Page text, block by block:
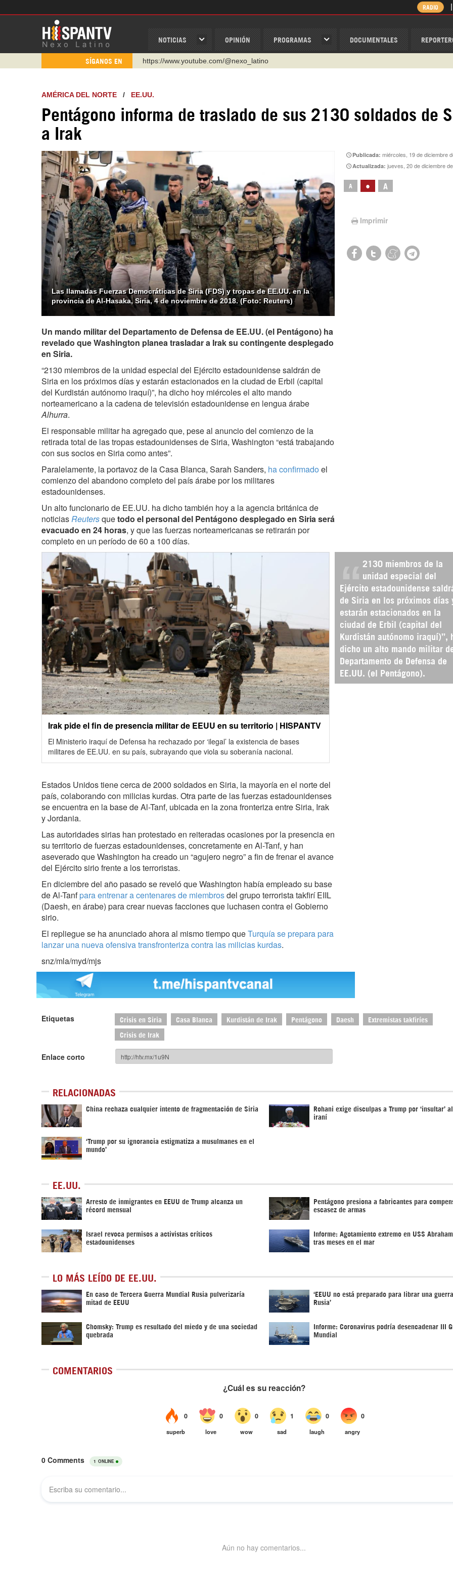
NOTICIAS OPINIÓN PROGRAMAS DOCUMENTALES
RADIO
SÍGANOS EN
https://www.youtube.com/@nexo_latino
https://t.me/hispantvcanal
WhatsApp y Viber: +98 921 79 29 404
https://www.facebook.com/Nexolatino.Canal
AMÉRICA DEL NORTE / EE.UU.
Pentágono informa de traslado de sus 2130 soldados de
a Irak
Las llamadas Fuerzas Democráticas de Siria (FDS) y tropas de EE.UU. en la
provincia de Al-Hasaka, Siria, 4 de noviembre de 2018. (Foto: Reuters)
Publicada:miércoles, 19 de diciembre
Actualizada:jueves, 20 de diciembre
A • A
Imprimir
Un mando militar del Departamento de Defensa de EE.UU. (el Pentágono) ha
revelado que Washington planea trasladar a Irak su contingente desplegado
en Siria.
“2130 miembros de la unidad especial del Ejército estadounidense saldrán de
Siria en los próximos días y estarán estacionados en la ciudad de Erbil (capital
del Kurdistán autónomo iraquí)”, ha dicho hoy miércoles el alto mando
norteamericano a la cadena de televisión estadounidense en lengua árabe
Alhurra.
El responsable militar ha agregado que, pese al anuncio del comienzo de la
retirada total de las tropas estadounidenses de Siria, Washington “está trabajando
con sus socios en Siria como antes”.
Paralelamente, la portavoz de la Casa Blanca, Sarah Sanders, ha confirmado el
comienzo del abandono completo del país árabe por los militares
estadounidenses.
Un alto funcionario de EE.UU. ha dicho también hoy a la agencia británica de
noticiasReutersquetodo el personal del Pentágono desplegado en Siria será
evacuado en 24 horas, y que las fuerzas norteamericanas se retirarán por
completo en un período de 60 a 100 días.
2130 miembros de la
unidad especial del
Ejército estadounidense
de Siria en los próximos días
estarán estacionados en la
ciudad de Erbil (capital del
Kurdistán autónomo iraquí)”,
dicho un alto mando militar
Departamento de Defensa de
EE.UU. (el Pentágono).
Irak pide el fin de presencia militar de EEUU en su territorio | HISPANTV
El Ministerio iraquí de Defensa ha rechazado por ‘ilegal’ la existencia de bases
militares de EE.UU. en su país, subrayando que viola su soberanía nacional.
Estados Unidos tiene cerca de 2000 soldados en Siria, la mayoría en el norte del
país, colaborando con milicias kurdas. Otra parte de las fuerzas estadounidenses
se encuentra en la base de Al-Tanf, ubicada en la zona fronteriza entre Siria, Irak
y Jordania.
Las autoridades sirias han protestado en reiteradas ocasiones por la presencia en
su territorio de fuerzas estadounidenses, concretamente en Al-Tanf, y han
aseverado que Washington ha creado un “agujero negro” a fin de frenar el avance
del Ejército sirio frente a los terroristas.
En diciembre del año pasado se reveló que Washington había empleado su base
de Al-Tanfpara entrenar a centenares de miembrosdel grupo terrorista takfirí EIIL
(Daesh, en árabe) para crear nuevas facciones que luchasen contra el Gobierno
sirio.
El repliegue se ha anunciado ahora al mismo tiempo queTurquía se prepara para
lanzar una nueva ofensiva transfronteriza contra las milicias kurdas.
snz/mla/myd/mjs
Etiquetas Crisis en Siria Casa Blanca Kurdistán de Irak Pentágono Daesh Extremistas takfiríes
Crisis de Irak
Enlace corto
RELACIONADAS
China rechaza cualquier intento de fragmentación de Siria Rohani exige disculpas a Trump por ‘insultar’
iraní
‘Trump por su ignorancia estigmatiza a musulmanes en el
mundo’
EE.UU.
Arresto de inmigrantes en EEUU de Trump alcanza un
récord mensual
Pentágono presiona a fabricantes para
escasez de armas
Israel revoca permisos a activistas críticos
estadounidenses
Informe: Agotamiento extremo en USS
tras meses en el mar
LO MÁS LEÍDO DE EE.UU.
En caso de Tercera Guerra Mundial Rusia pulverizaría
mitad de EEUU
‘EEUU no está preparado para librar una
Rusia’
Chomsky: Trump es resultado del miedo y de una sociedad
quebrada
Informe: Coronavirus podría desencadenar III
Mundial
COMENTARIOS